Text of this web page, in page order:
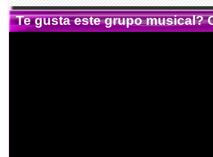
Te gusta este grupo musical?